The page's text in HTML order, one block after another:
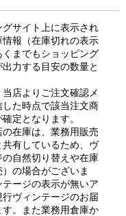
グサイト上に表示され
情報（在庫切れの表示
くまでもショッピング
力する目安の数量と
当店よりご注文確認メ
した時点で該当注文商
定となります。
の在庫は、業務用販売
共有しているため、ヴ
の自然切り替えや在庫
の場合がございま
ージの表示が無いア
行ヴィンテージのお届
す。また業務用倉庫か